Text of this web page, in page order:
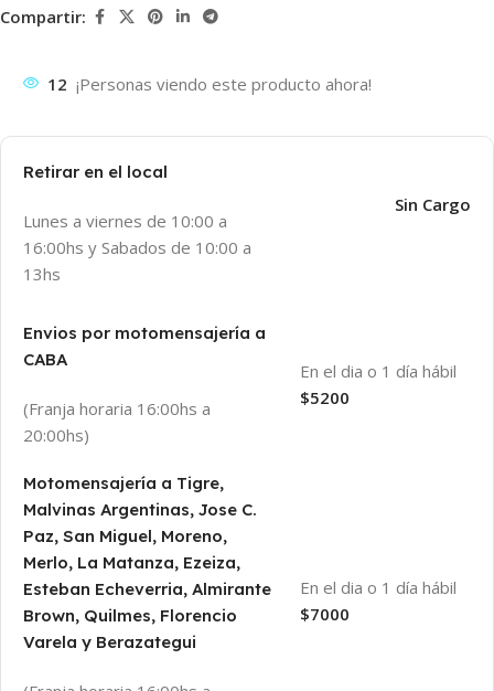
Compartir:
12 ¡Personas viendo este producto ahora!
Retirar en el local
Lunes a viernes de 10:00 a
16:00hs y Sabados de 10:00 a
13hs
Sin Cargo
Envios por motomensajería a
CABA
(Franja horaria 16:00hs a
20:00hs)
En el dia o 1 día hábil
$5200
Motomensajería a Tigre,
Malvinas Argentinas, Jose C.
Paz, San Miguel, Moreno,
Merlo, La Matanza, Ezeiza,
Esteban Echeverria, Almirante
Brown, Quilmes, Florencio
Varela y Berazategui
En el dia o 1 día hábil
$7000